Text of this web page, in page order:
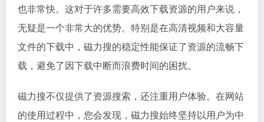
也非常快。这对于许多需要高效下载资源的用户来说，
无疑是一个非常大的优势。特别是在高清视频和大容量
文件的下载中，磁力搜的稳定性能保证了资源的流畅下
载，避免了因下载中断而浪费时间的困扰。
磁力搜不仅提供了资源搜索，还注重用户体验。在网站
的使用过程中，您会发现，磁力搜始终坚持以用户为中